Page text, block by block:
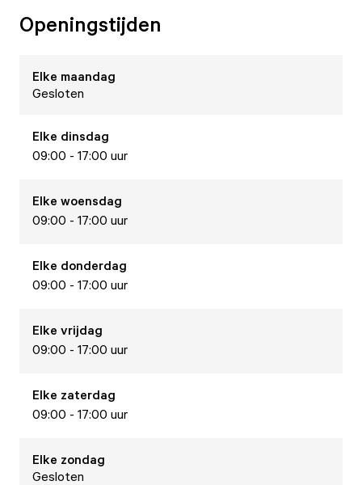
Openingstijden
Elke maandag
Gesloten
Elke dinsdag
09:00 - 17:00 uur
Elke woensdag
09:00 - 17:00 uur
Elke donderdag
09:00 - 17:00 uur
Elke vrijdag
09:00 - 17:00 uur
Elke zaterdag
09:00 - 17:00 uur
Elke zondag
Gesloten